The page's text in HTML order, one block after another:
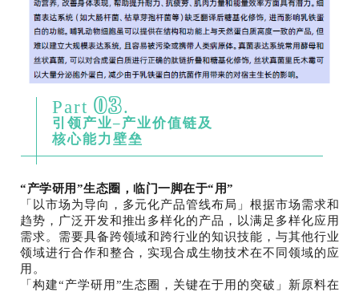
Part 03.
引领产业–产业价值链及
核心能力壁垒
“产学研用”生态圈，临门一脚在于“用”
「以市场为导向，多元化产品管线布局」根据市场需求和
趋势，广泛开发和推出多样化的产品，以满足多样化应用
需求。需要具备跨领域和跨行业的知识技能，与其他行业
领域进行合作和整合，实现合成生物技术在不同领域的应
用。
「构建“产学研用”生态圈，关键在于用的突破」新原料在